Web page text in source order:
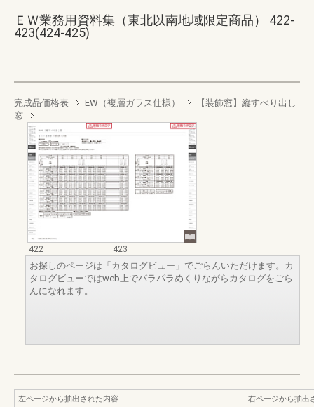
ＥＷ業務用資料集（東北以南地域限定商品） 422-
423(424-425)
完成品価格表 EW（複層ガラス仕様）
【装飾窓】縦すべり出し
窓
422
423
お探しのページは「カタログビュー」でごらんいただけます。カ
タログビューではweb上でパラパラめくりながらカタログをごら
んになれます。
左ページから抽出された内容
右ページから抽出